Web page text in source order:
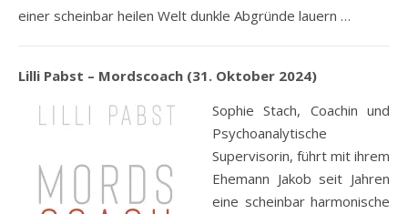
einer scheinbar heilen Welt dunkle Abgründe lauern …
Lilli Pabst – Mordscoach (31. Oktober 2024)
Sophie Stach, Coachin und
Psychoanalytische
Supervisorin, führt mit ihrem
Ehemann Jakob seit Jahren
eine scheinbar harmonische